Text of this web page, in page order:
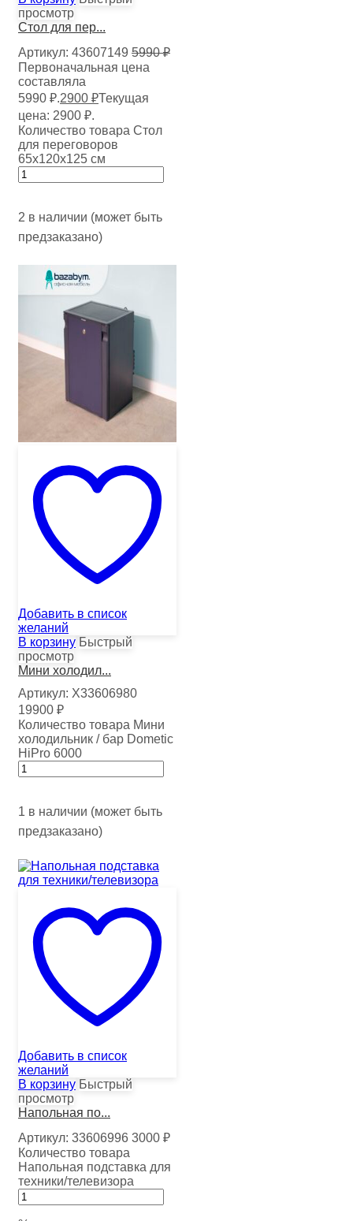
просмотр
Стол для пер...
Артикул: 43607149 5990₽
Первоначальная цена
составляла
5990 ₽.2900 ₽Текущая
цена: 2900 ₽.
Количество товара Стол
для переговоров
65х120х125 см
2 в наличии (может быть
предзаказано)
Добавить в список
желаний
В корзину Быстрый
просмотр
Мини холодил...
Артикул: Х33606980
19900 ₽
Количество товара Мини
холодильник / бар Dometic
HiPro 6000
1 в наличии (может быть
предзаказано)
Добавить в список
желаний
В корзину Быстрый
просмотр
Напольная по...
Артикул: 33606996 3000 ₽
Количество товара
Напольная подставка для
техники/телевизора